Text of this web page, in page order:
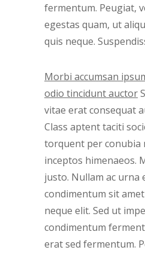
fermentum. Peugiat,
egestas quam, ut
quis neque.
Morbi accumsan
odio tincidunt auctor
vitae erat consequat
Class aptent taciti
torquent per conubia
inceptos himenaeos.
justo. Nullam ac urna
condimentum sit
neque elit. Sed ut
condimentum
erat sed fermentum.